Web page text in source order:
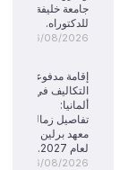
جامعة خليفة
للدكتوراه.
06/08/2026
إقامة مدفوعة
التكاليف في
ألمانيا:
تفاصيل زمالة
معهد برلين
لعام 2027.
06/08/2026